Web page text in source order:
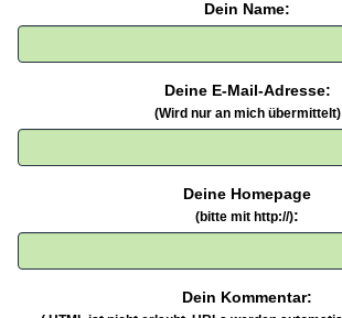
Dein Name:
Deine E-Mail-Adresse:
(Wird nur an mich übermittelt)
Deine Homepage
(bitte mit http://):
Dein Kommentar: